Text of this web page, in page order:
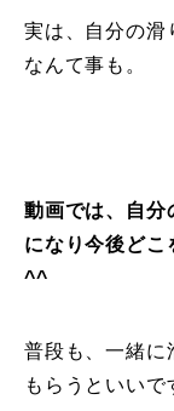
常時メルマガ
実は、自分の滑
なんて事も。
動画では、自分
になり今後どこ
^^
普段も、一緒に
もらうといいで